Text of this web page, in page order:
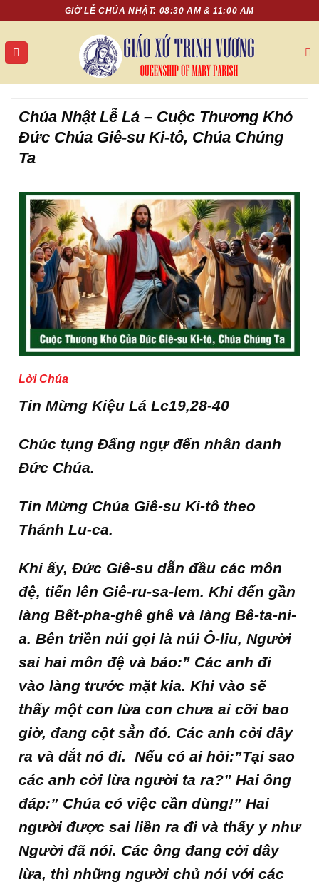
nội
dung
GIỜ LỄ CHÚA NHẬT: 08:30 AM & 11:00 AM
Chúa Nhật Lễ Lá – Cuộc Thương Khó
Đức Chúa Giê-su Ki-tô, Chúa Chúng
Ta
Lời Chúa
Tin Mừng Kiệu Lá Lc19,28-40
Chúc tụng Đấng ngự đến nhân danh
Đức Chúa.
Tin Mừng Chúa Giê-su Ki-tô theo
Thánh Lu-ca.
Khi ấy, Đức Giê-su dẫn đầu các môn
đệ, tiến lên Giê-ru-sa-lem. Khi đến gần
làng Bết-pha-ghê ghê và làng Bê-ta-ni-
a. Bên triền núi gọi là núi Ô-liu, Người
sai hai môn đệ và bảo:” Các anh đi
vào làng trước mặt kia. Khi vào sẽ
thấy một con lừa con chưa ai cỡi bao
giờ, đang cột sẳn đó. Các anh cởi dây
ra và dắt nó đi. Nếu có ai hỏi:”Tại sao
các anh cởi lừa người ta ra?” Hai ông
đáp:” Chúa có việc cần dùng!” Hai
người được sai liền ra đi và thấy y như
Người đã nói. Các ông đang cởi dây
lừa, thì những người chủ nói với các